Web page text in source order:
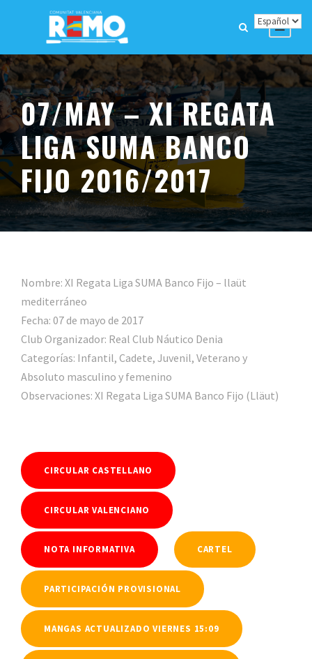
07/MAY – XI REGATA
LIGA SUMA BANCO
FIJO 2016/2017
Nombre: XI Regata Liga SUMA Banco Fijo – llaüt
mediterráneo
Fecha: 07 de mayo de 2017
Club Organizador: Real Club Náutico Denia
Categorías: Infantil, Cadete, Juvenil, Veterano y
Absoluto masculino y femenino
Observaciones: XI Regata Liga SUMA Banco Fijo (Lläut)
CIRCULAR CASTELLANO
CIRCULAR VALENCIANO
NOTA INFORMATIVA CARTEL
PARTICIPACIÓN PROVISIONAL
MANGAS ACTUALIZADO VIERNES 15:09